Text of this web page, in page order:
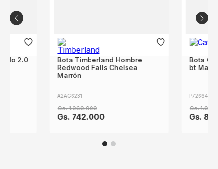
2.0
Bota Timberland Hombre
Redwood Falls Chelsea
Marrón
A2AG6231
Gs. 1.060.000
Gs. 742.000
Bota
bt
P726641
Gs. 1.030
Gs. 824